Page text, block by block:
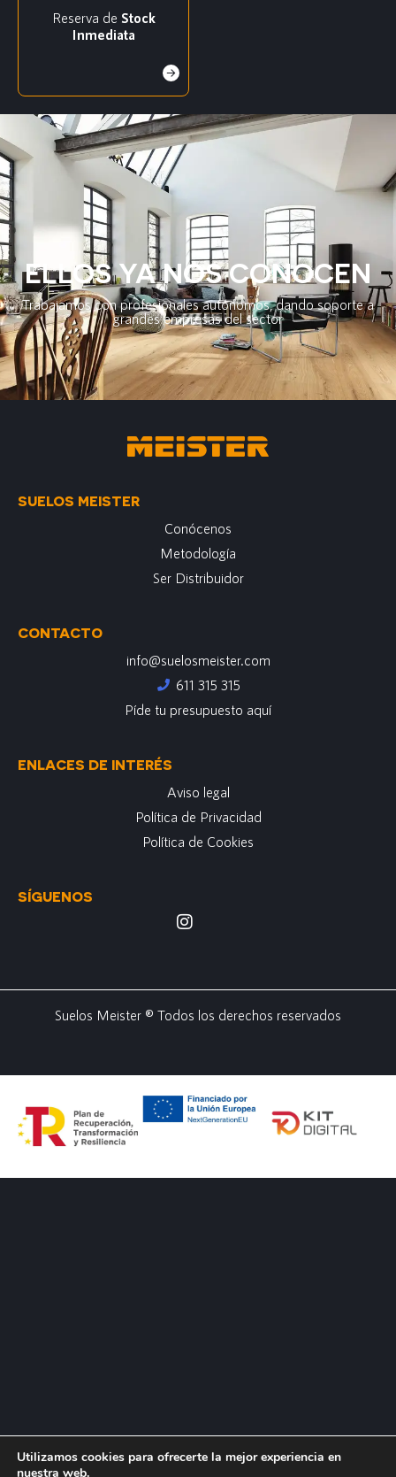
Reserva de Stock
Inmediata
ELLOS YA NOS CONOCEN
Trabajamos con profesionales autónomos, dando soporte a
grandes empresas del sector
SUELOS MEISTER
Conócenos
Metodología
Ser Distribuidor
CONTACTO
info@suelosmeister.com
611 315 315
Píde tu presupuesto aquí
ENLACES DE INTERÉS
Aviso legal
Política de Privacidad
Política de Cookies
SÍGUENOS
Suelos Meister ® Todos los derechos reservados
Utilizamos cookies para ofrecerte la mejor experiencia en
nuestra web.